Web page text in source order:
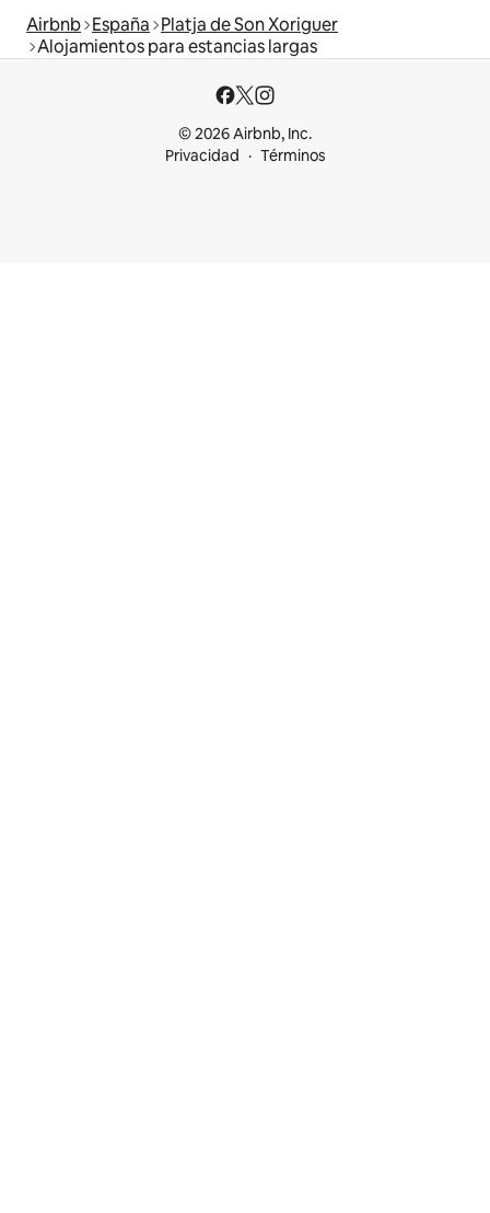
Airbnb España Platja de Son Xoriguer
Alojamientos para estancias largas
© 2026 Airbnb, Inc.
Privacidad
Términos